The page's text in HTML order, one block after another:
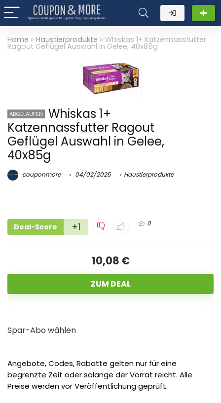
Home » Haustierprodukte » Whiskas 1+ Katzennassfutter
Ragout Geflügel Auswahl in Gelee, 40x85g
ABGELAUFEN
Whiskas 1+
Katzennassfutter Ragout
Geflügel Auswahl in Gelee,
40x85g
couponmore 04/02/2025 Haustierprodukte
Deal-Score +1 0
10,08 €
ZUM DEAL
Spar-Abo wählen
Angebote, Codes, Rabatte gelten nur für eine
begrenzte Zeit oder solange der Vorrat reicht. Alle
Preise werden vor Veröffentlichung geprüft.